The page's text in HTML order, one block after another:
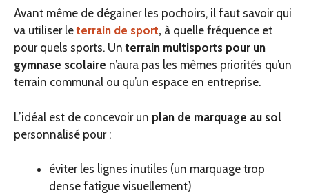
Avant même de dégainer les pochoirs, il faut savoir qui
va utiliser le terrain de sport, à quelle fréquence et
pour quels sports. Un terrain multisports pour un
gymnase scolaire n’aura pas les mêmes priorités qu’un
terrain communal ou qu’un espace en entreprise.
L’idéal est de concevoir un plan de marquage au sol
personnalisé pour :
éviter les lignes inutiles (un marquage trop
dense fatigue visuellement)